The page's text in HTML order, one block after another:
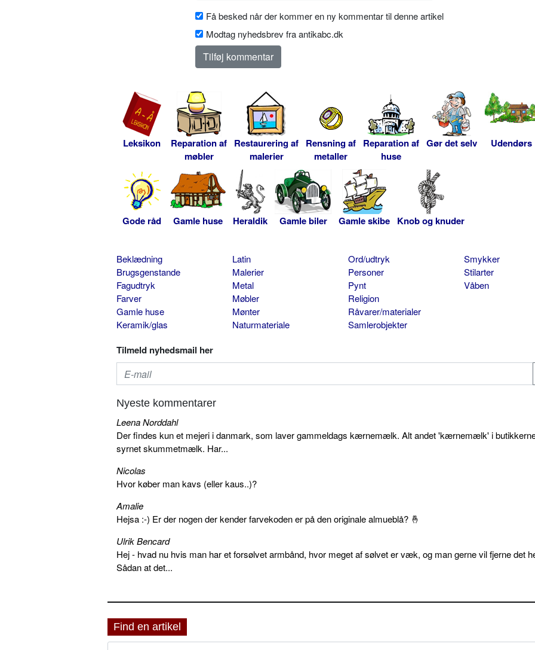
Få besked når der kommer en ny kommentar til denne artikel
Modtag nyhedsbrev fra antikabc.dk
Leksikon
Reparation af
møbler
Restaurering af
malerier
Rensning af
metaller
Reparation af
huse
Gør det selv Udendørs
Gode råd Gamle huse Heraldik Gamle biler Gamle skibe Knob og knuder
Beklædning
Brugsgenstande
Fagudtryk
Farver
Gamle huse
Keramik/glas
Latin
Malerier
Metal
Møbler
Mønter
Naturmateriale
Ord/udtryk
Personer
Pynt
Religion
Råvarer/materialer
Samlerobjekter
Smykker
Stilarter
Våben
Tilmeld nyhedsmail her
Nyeste kommentarer
Leena Norddahl
Der findes kun et mejeri i danmark, som laver gammeldags kærnemælk. Alt andet 'kærnemælk' i
syrnet skummetmælk. Har...
Nicolas
Hvor køber man kavs (eller kaus..)?
Amalie
Hejsa :-) Er der nogen der kender farvekoden er på den originale almueblå? 🤞
Ulrik Bencard
Hej - hvad nu hvis man har et forsølvet armbånd, hvor meget af sølvet er væk, og man gerne vil fjerne det
Sådan at det...
Find en artikel